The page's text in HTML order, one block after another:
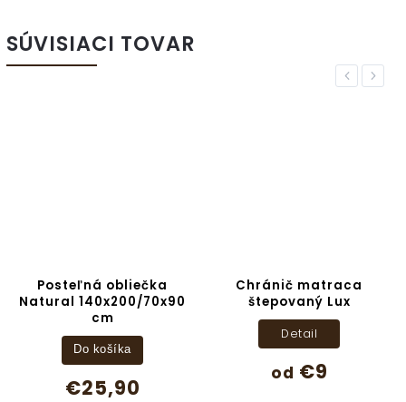
SÚVISIACI TOVAR
Previous
Posteľná obliečka
Natural 140x200/70x90
cm
€25,90
Do košíka
Chránič matraca
štepovaný Lux
od €9
Detail
Next